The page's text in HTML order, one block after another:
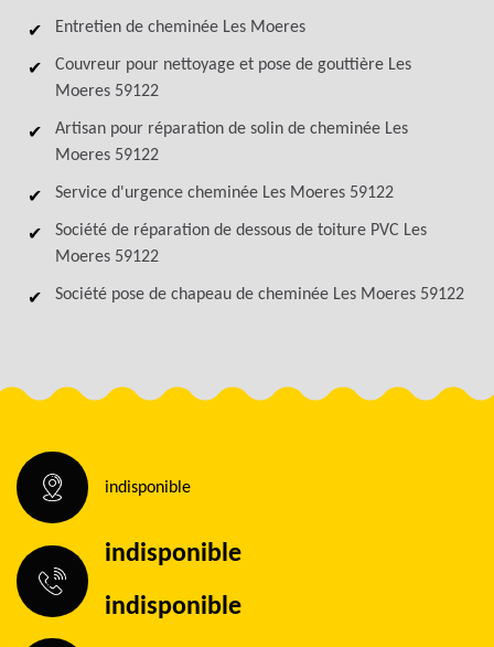
Entretien de cheminée Les Moeres
Couvreur pour nettoyage et pose de gouttière Les
Moeres 59122
Artisan pour réparation de solin de cheminée Les
Moeres 59122
Service d'urgence cheminée Les Moeres 59122
Société de réparation de dessous de toiture PVC Les
Moeres 59122
Société pose de chapeau de cheminée Les Moeres 59122
indisponible
indisponible
indisponible